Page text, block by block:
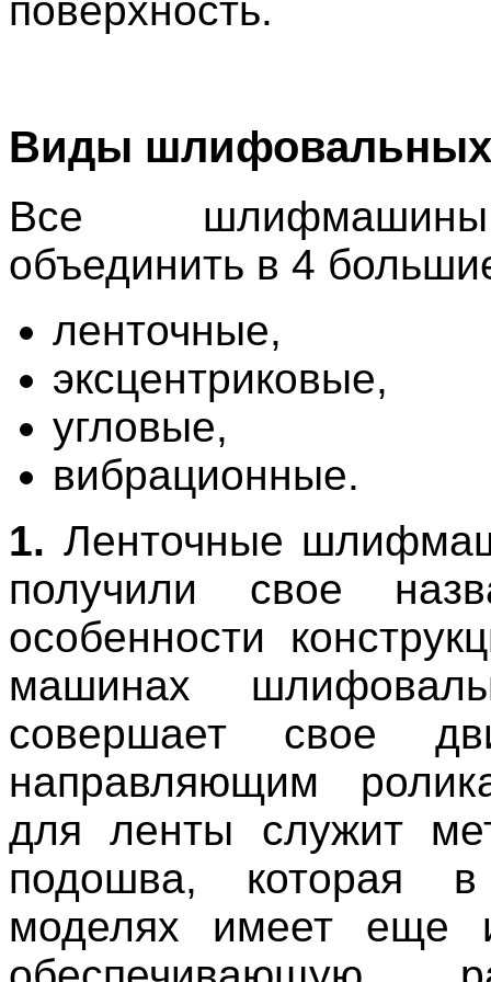
поверхность.
Виды
Все
объединить в 4
ленточные,
эксцентриковые,
угловые,
вибрационные.
1. Ленточные
получили свое
особенности
машинах
совершает свое
направляющим
для ленты служит
подошва, которая в
моделях имеет еще